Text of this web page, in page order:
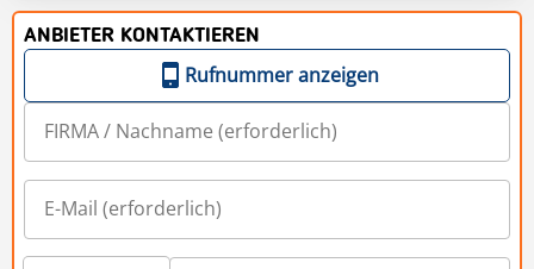
ANBIETER KONTAKTIEREN
Rufnummer anzeigen